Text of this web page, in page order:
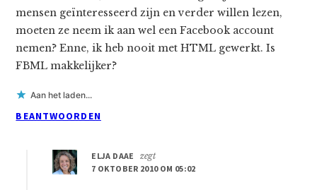
mensen geïnteresseerd zijn en verder willen lezen,
moeten ze neem ik aan wel een Facebook account
nemen? Enne, ik heb nooit met HTML gewerkt. Is
FBML makkelijker?
Aan het laden...
BEANTWOORDEN
ELJA DAAE
zegt
7 OKTOBER 2010 OM 05:02